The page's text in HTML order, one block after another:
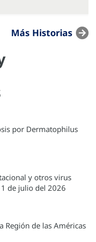
Más Historias
por Dermatophilus
y otros virus
de julio del 2026
Región de las Américas